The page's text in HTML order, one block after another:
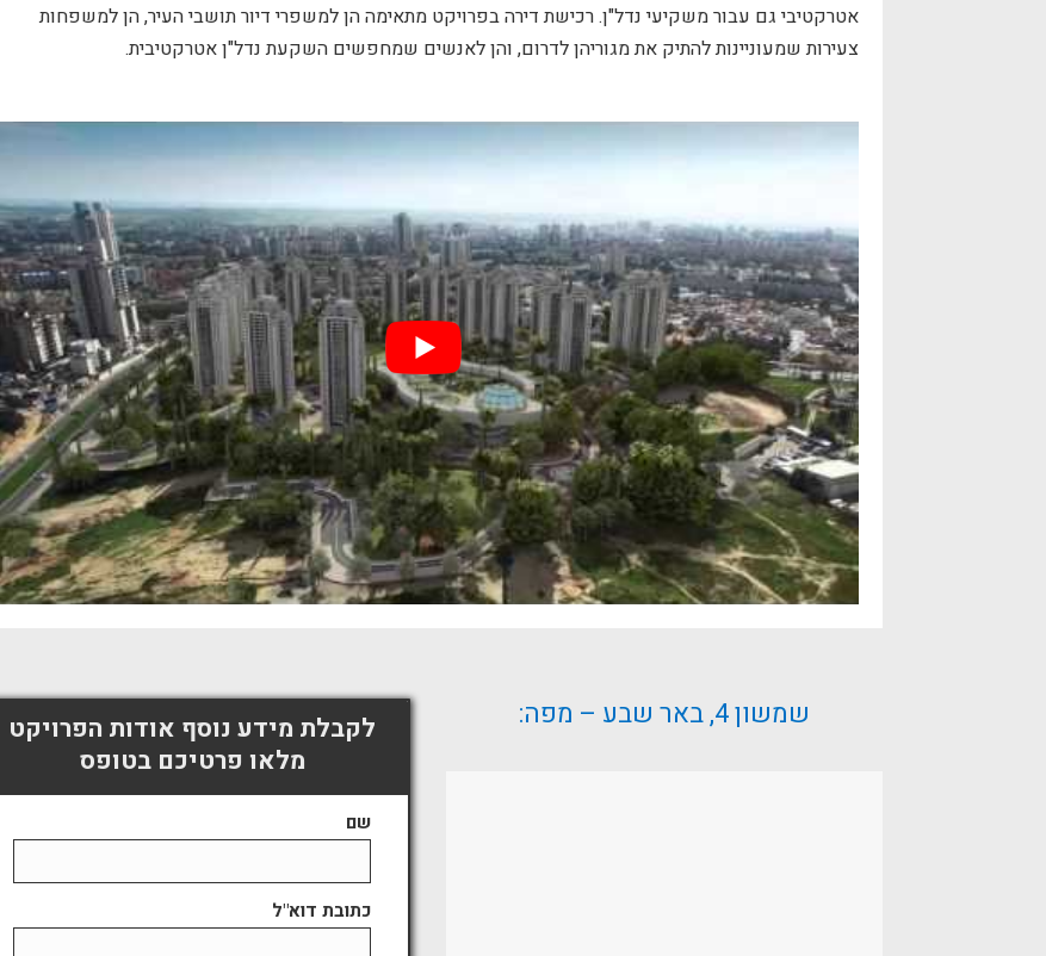
אטרקטיבי גם עבור משקיעי נדל"ן. רכישת דירה בפרויקט מתאימה הן למשפרי דיור תושבי העיר, הן למשפחות
צעירות שמעוניינות להתיק את מגוריהן לדרום, והן לאנשים שמחפשים השקעת נדל"ן אטרקטיבית.
לקבלת מידע נוסף אודות הפרויקט
מלאו פרטיכם בטופס
שם
כתובת דוא"ל
שמשון 4, באר שבע – מפה: